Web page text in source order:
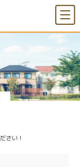
さい！